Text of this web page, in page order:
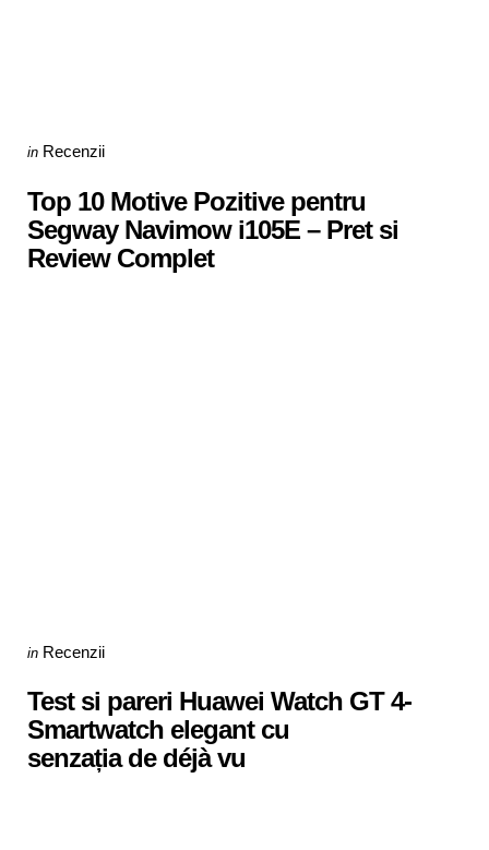
Categories
Posted
in Recenzii
Top 10 Motive Pozitive pentru
Segway Navimow i105E – Pret si
Review Complet
Categories
Posted
in Recenzii
Test si pareri Huawei Watch GT 4-
Smartwatch elegant cu
senzația de déjà vu